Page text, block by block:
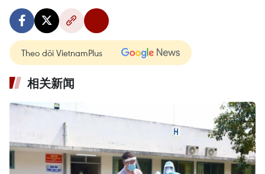
Theo dõi VietnamPlus
相关新闻